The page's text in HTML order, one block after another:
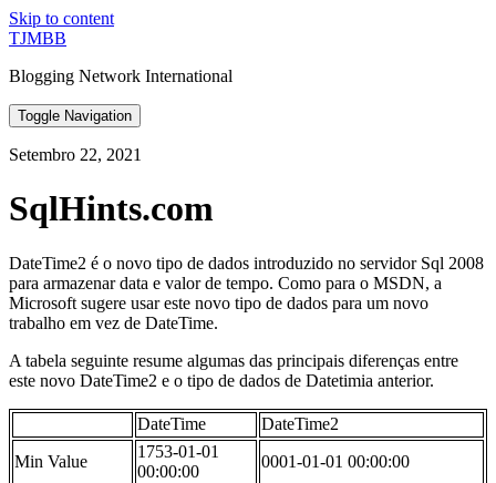
Skip to content
TJMBB
Blogging Network International
Toggle Navigation
Setembro 22, 2021
SqlHints.com
DateTime2 é o novo tipo de dados introduzido no servidor Sql 2008
para armazenar data e valor de tempo. Como para o MSDN, a
Microsoft sugere usar este novo tipo de dados para um novo
trabalho em vez de DateTime.
A tabela seguinte resume algumas das principais diferenças entre
este novo DateTime2 e o tipo de dados de Datetimia anterior.
DateTime
DateTime2
Min Value
1753-01-01
00:00:00
0001-01-01 00:00:00